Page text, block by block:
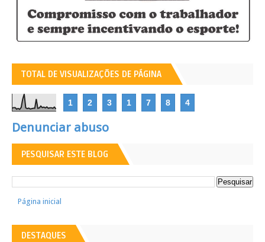
TOTAL DE VISUALIZAÇÕES DE PÁGINA
1 2 3 1 7 8 4
Denunciar abuso
PESQUISAR ESTE BLOG
Página inicial
DESTAQUES